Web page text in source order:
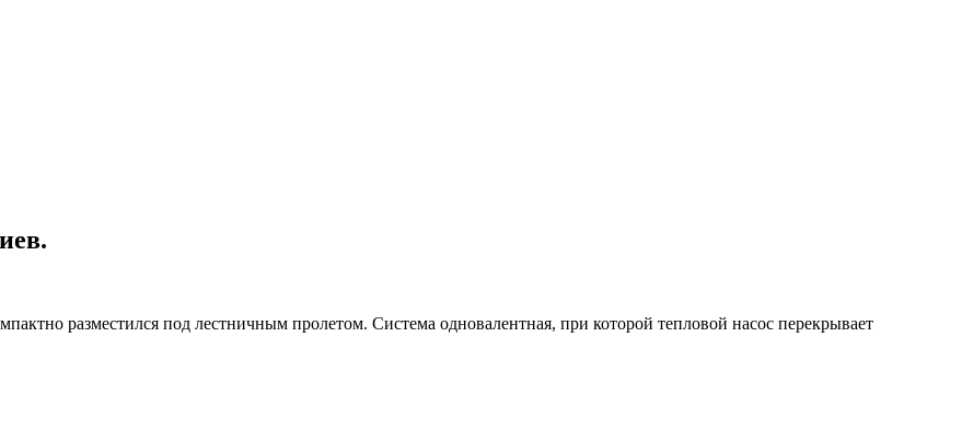
разместился под лестничным пролетом. Система одновалентная, при которой тепловой насос перекрывает